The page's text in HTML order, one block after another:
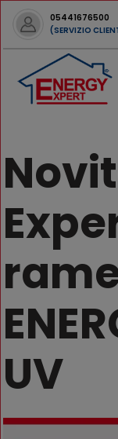
05441676500
(SERVIZIO
UV